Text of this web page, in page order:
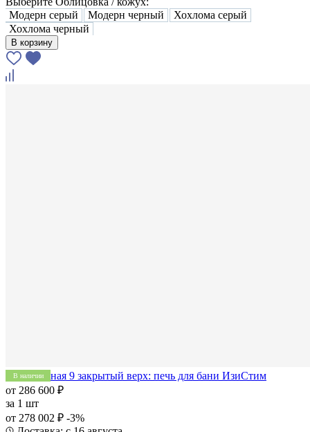
Модерн серый
Модерн черный
Хохлома серый
Хохлома черный
В корзину
В наличии
Печь Южная 9 закрытый верх: печь для бани ИзиСтим
от 286 600 ₽
за 1 шт
от 278 002 ₽ -3%